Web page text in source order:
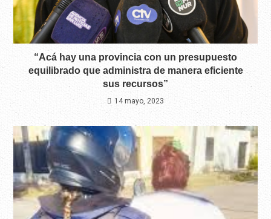
“Acá hay una provincia con un presupuesto
equilibrado que administra de manera eficiente
sus recursos”
14 mayo, 2023